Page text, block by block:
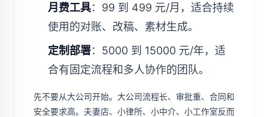
月费工具：99 到 499 元/月，适合持续
使用的对账、改稿、素材生成。
定制部署：5000 到 15000 元/年，适
合有固定流程和多人协作的团队。
先不要从大公司开始。大公司流程长、审批重、合同和
安全要求高。夫妻店、小律所、小中介、小工作室反而